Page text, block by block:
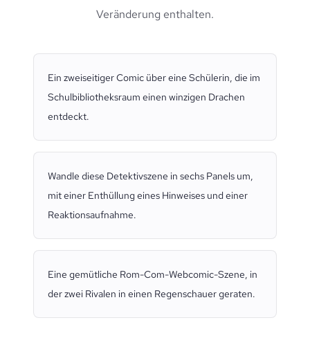
Veränderung enthalten.
Ein zweiseitiger Comic über eine Schülerin, die im
Schulbibliotheksraum einen winzigen Drachen
entdeckt.
Wandle diese Detektivszene in sechs Panels um,
mit einer Enthüllung eines Hinweises und einer
Reaktionsaufnahme.
Eine gemütliche Rom-Com-Webcomic-Szene, in
der zwei Rivalen in einen Regenschauer geraten.